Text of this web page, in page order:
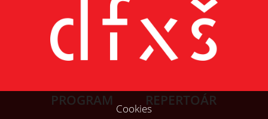
PROGRAM
REPERTOÁR
Cookies